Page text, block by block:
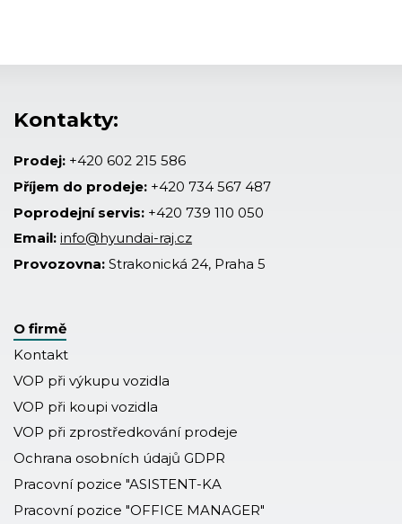
Kontakty:
Prodej: +420 602 215 586
Příjem do prodeje: +420 734 567 487
Poprodejní servis: +420 739 110 050
Email: info@hyundai-raj.cz
Provozovna: Strakonická 24, Praha 5
O firmě
Kontakt
VOP při výkupu vozidla
VOP při koupi vozidla
VOP při zprostředkování prodeje
Ochrana osobních údajů GDPR
Pracovní pozice "ASISTENT-KA
Pracovní pozice "OFFICE MANAGER"